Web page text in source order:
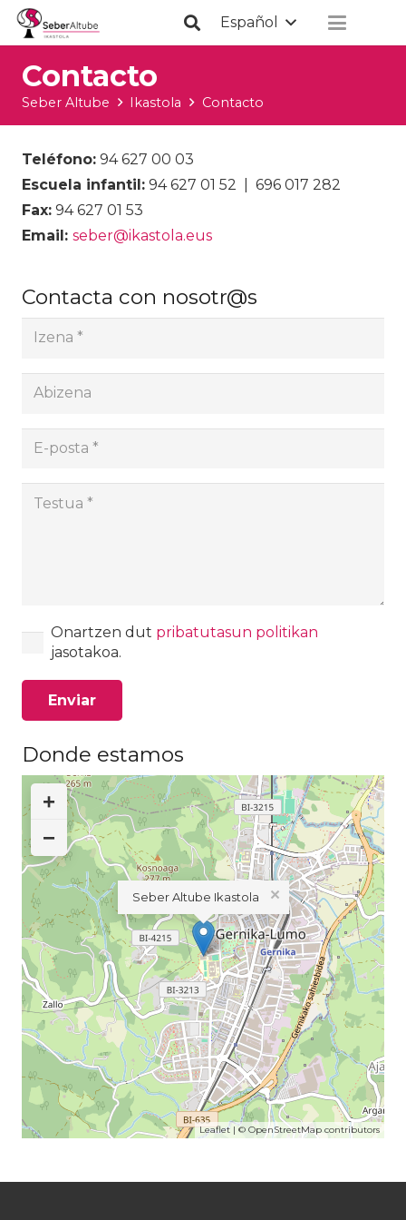
Español
Contacto
Seber Altube Ikastola Contacto
Teléfono: 94 627 00 03
Escuela infantil: 94 627 01 52 | 696 017 282
Fax: 94 627 01 53
Email: seber@ikastola.eus
Contacta con nosotr@s
Onartzen dut pribatutasun politikan
jasotakoa.
Enviar
Donde estamos
Seber Altube Ikastola ×
+
−
Leaflet | © OpenStreetMap contributors